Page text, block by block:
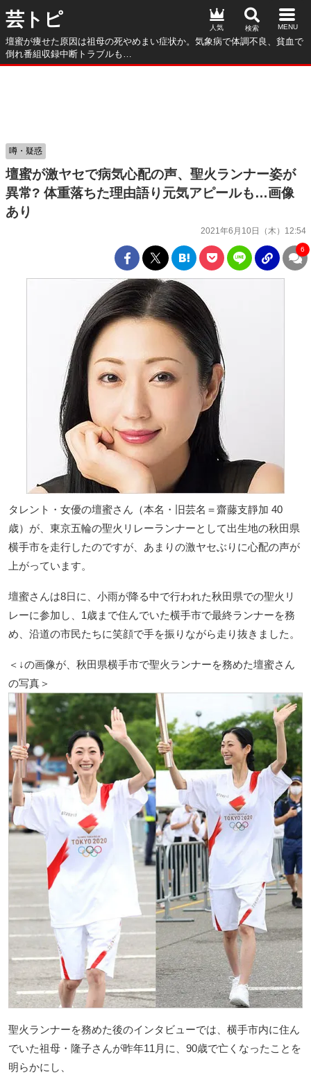
芸トピ
壇蜜が痩せた原因は祖母の死やめまい症状か。気象病で体調不良、貧血で
倒れ番組収録中断トラブルも…
人気
壇蜜が激ヤセで病気心配の声、聖火ランナー姿が
異常? 体重落ちた理由語り元気アピールも…画像
あり
2021年6月10日（木）12:54
噂・疑惑
6
タレント・女優の壇蜜さん（本名・旧芸名＝齋藤支靜加 40
歳）が、東京五輪の聖火リレーランナーとして出生地の秋田県
横手市を走行したのですが、あまりの激ヤセぶりに心配の声が
上がっています。
壇蜜さんは8日に、小雨が降る中で行われた秋田県での聖火リ
レーに参加し、1歳まで住んでいた横手市で最終ランナーを務
め、沿道の市民たちに笑顔で手を振りながら走り抜きました。
＜↓の画像が、秋田県横手市で聖火ランナーを務めた壇蜜さん
の写真＞
聖火ランナーを務めた後のインタビューでは、横手市内に住ん
でいた祖母・隆子さんが昨年11月に、90歳で亡くなったことを
明らかにし、